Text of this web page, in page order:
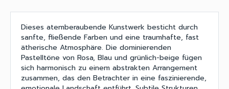
Dieses atemberaubende Kunstwerk besticht durch
sanfte, fließende Farben und eine traumhafte, fast
ätherische Atmosphäre. Die dominierenden
Pastelltöne von Rosa, Blau und grünlich-beige fügen
sich harmonisch zu einem abstrakten Arrangement
zusammen, das den Betrachter in eine faszinierende,